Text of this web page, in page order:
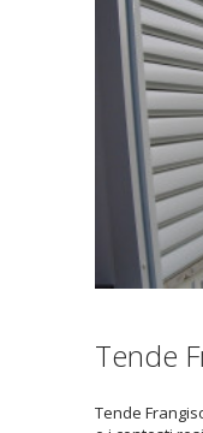
Tende
Tende